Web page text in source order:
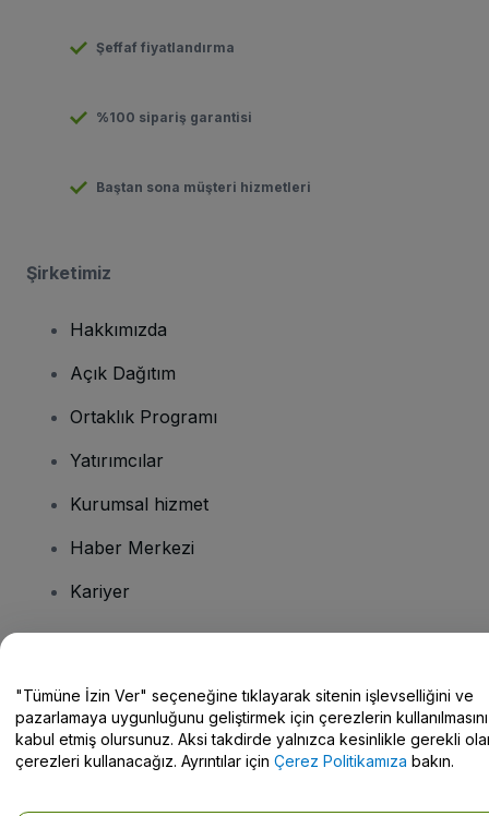
Şeffaf fiyatlandırma
%100 sipariş garantisi
Baştan sona müşteri hizmetleri
Şirketimiz
Hakkımızda
Açık Dağıtım
Ortaklık Programı
Yatırımcılar
Kurumsal hizmet
Haber Merkezi
Kariyer
Yardım Merkezi / Bize Ulaşın
"Tümüne İzin Ver" seçeneğine tıklayarak sitenin işlevselliğini ve
pazarlamaya uygunluğunu geliştirmek için çerezlerin kullanılmasını
kabul etmiş olursunuz. Aksi takdirde yalnızca kesinlikle gerekli
çerezleri kullanacağız. Ayrıntılar için Çerez Politikamıza bakın.